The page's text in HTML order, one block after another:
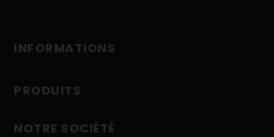
INFORMATIONS
PRODUITS
NOTRE SOCIÉTÉ